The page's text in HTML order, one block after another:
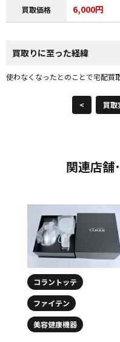
買取価格 6,000円
買取りに至った経緯
使わなくなったとのことで宅配買
< 買取
関連店舗
コラントッテ
ファイテン
美容健康機器